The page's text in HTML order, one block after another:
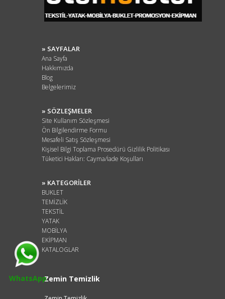
WhatsApp
» SAYFALAR
Ana Sayfa
Hakkımızda
Blog
Belgelerimiz
» SÖZLEŞMELER
Site Kullanım Sözleşmesi
Ön Bilgilendirme Formu
Mesafeli Satış Sözleşmesi
Kişisel Bilgi Toplama Prosedürü Gizlilik Politikası
Tüketici Hakları: Cayma/İade Koşulları
» KATEGORİLER
BUKLET
TEMİZLİK
TEKSTİL
YATAK
MOBİLYA
EKİPMAN
KATALOGLAR
Zemin Temizlik